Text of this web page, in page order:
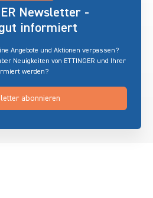
Newsletter -
informiert
Angebote und Aktionen verpassen?
Neuigkeiten von ETTINGER und Ihrer
werden?
abonnieren